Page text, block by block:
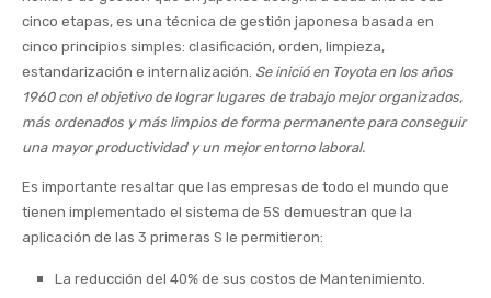
cinco etapas, es una técnica de gestión japonesa basada en
cinco principios simples: clasificación, orden, limpieza,
estandarización e internalización. Se inició en Toyota en los años
1960 con el objetivo de lograr lugares de trabajo mejor organizados,
más ordenados y más limpios de forma permanente para conseguir
una mayor productividad y un mejor entorno laboral.
Es importante resaltar que las empresas de todo el mundo que
tienen implementado el sistema de 5S demuestran que la
aplicación de las 3 primeras S le permitieron:
La reducción del 40% de sus costos de Mantenimiento.